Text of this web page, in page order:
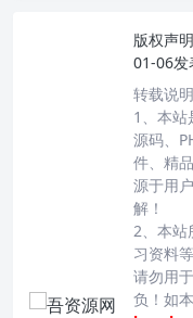
版权声明
01-06发
转载说明
1、本站
源码、
件、精
源于用
解！
2、本站
习资料
请勿用
负！如